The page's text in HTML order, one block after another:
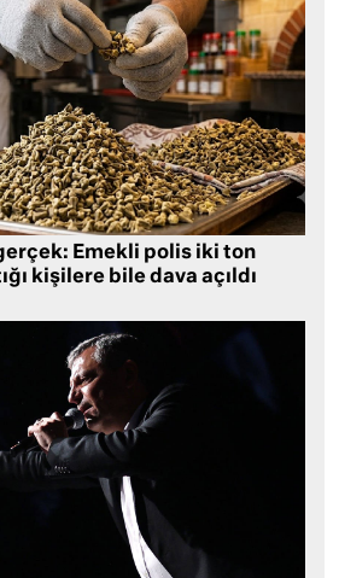
Emekli polis iki ton
kişilere bile dava açıldı